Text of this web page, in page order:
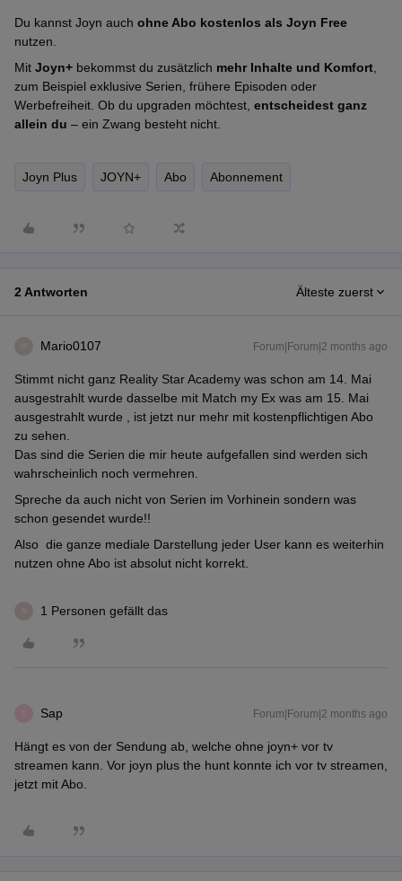
Du kannst Joyn auch ohne Abo kostenlos als Joyn Free
nutzen.
Mit Joyn+ bekommst du zusätzlich mehr Inhalte und Komfort
zum Beispiel exklusive Serien, frühere Episoden oder
Werbefreiheit. Ob du upgraden möchtest, entscheidest ganz
allein du – ein Zwang besteht nicht.
Joyn Plus JOYN+ Abo Abonnement
2 Antworten Älteste zuerst
M Mario0107 Forum|Forum|2 months ago
Stimmt nicht ganz Reality Star Academy was schon am 14. Mai
ausgestrahlt wurde dasselbe mit Match my Ex was am 15. Mai
ausgestrahlt wurde , ist jetzt nur mehr mit kostenpflichtigen Abo
zu sehen.
Das sind die Serien die mir heute aufgefallen sind werden sich
wahrscheinlich noch vermehren.
Spreche da auch nicht von Serien im Vorhinein sondern was
schon gesendet wurde!!
Also die ganze mediale Darstellung jeder User kann es weiterhin
nutzen ohne Abo ist absolut nicht korrekt.
1 Personen gefällt das
Sap Forum|Forum|2 months ago
Hängt es von der Sendung ab, welche ohne joyn+ vor tv
streamen kann. Vor joyn plus the hunt konnte ich vor tv streamen,
jetzt mit Abo.